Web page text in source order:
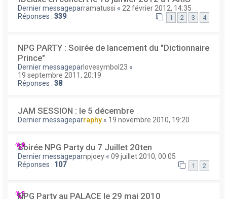
Dernier messageparramatussi « 22 février 2012, 14:35
Réponses : 339 1 2 3 4
NPG PARTY : Soirée de lancement du "Dictionnaire
Prince"
Dernier messageparlovesymbol23 «
19 septembre 2011, 20:19
Réponses : 38
JAM SESSION : le 5 décembre
Dernier messageparraphy « 19 novembre 2010, 19:20
Soirée NPG Party du 7 Juillet 20ten
Dernier messageparnpjoey « 09 juillet 2010, 00:05
Réponses : 107 1 2
NPG Party au PALACE le 29 mai 2010